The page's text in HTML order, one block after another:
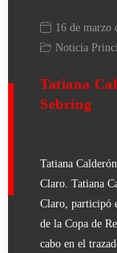
16 de marzo
Noticia
Tatiana
Sebring
Tatiana
Claro. Tatiana
Claro, participó
de la Copa de
cabo en el